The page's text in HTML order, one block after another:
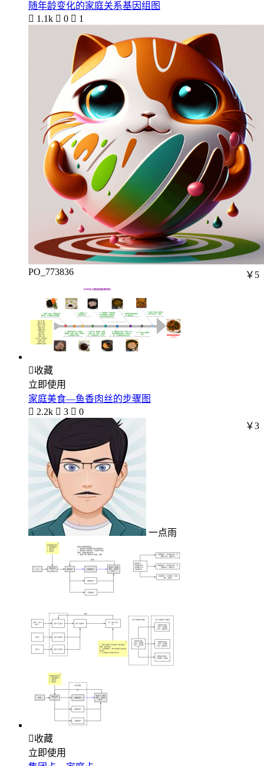
随年龄变化的家庭关系基因组图
 1.1k  0  1
PO_773836 ￥5
收藏
立即使用
家庭美食—鱼香肉丝的步骤图
 2.2k  3  0
一点雨
￥3
收藏
立即使用